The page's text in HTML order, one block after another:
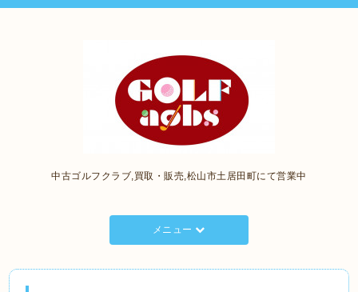
中古ゴルフクラブ,買取・販売,松山市土居田町にて営業中
メニュー